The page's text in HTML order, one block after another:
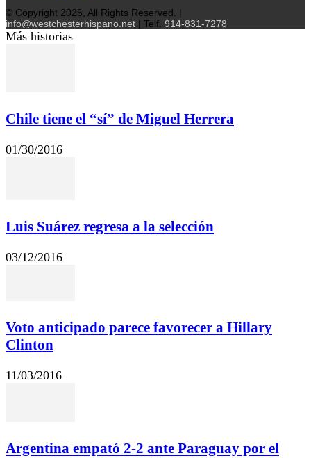
© Copyright 2026, All Rights Reserved. |
info@westchesterhispano.net | Telf. 914-831-7278
Más historias
Chile tiene el “sí” de Miguel Herrera
01/30/2016
Luis Suárez regresa a la selección
03/12/2016
Voto anticipado parece favorecer a Hillary
Clinton
11/03/2016
Argentina empató 2-2 ante Paraguay por el